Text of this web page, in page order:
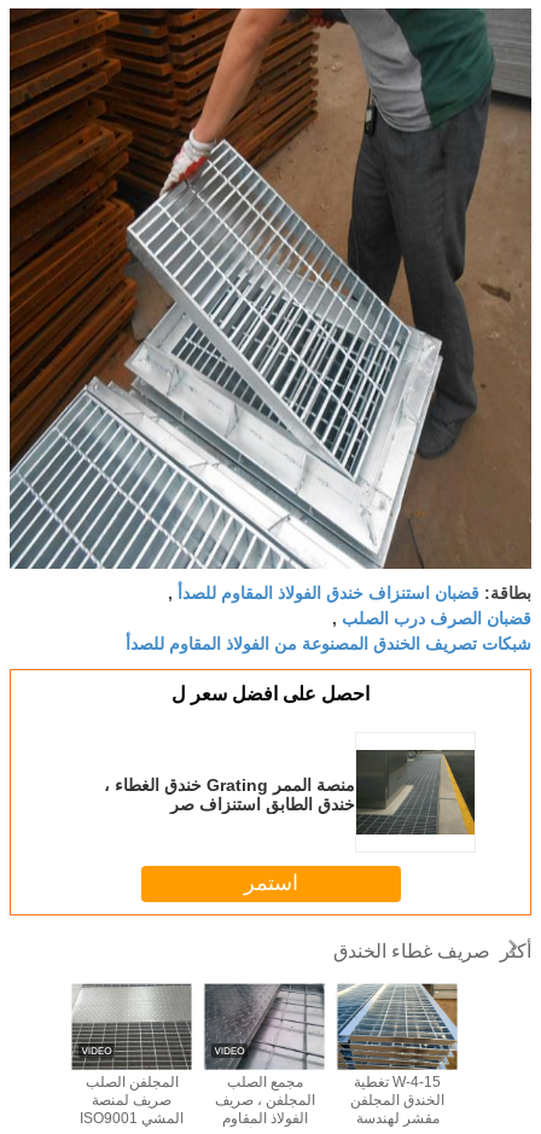
بطاقة: قضبان استنزاف خندق الفولاذ المقاوم للصدأ ,
قضبان الصرف درب الصلب ,
شبكات تصريف الخندق المصنوعة من الفولاذ المقاوم للصدأ
احصل على افضل سعر ل
منصة الممر Grating خندق الغطاء ،
خندق الطابق استنزاف صر
استمر
أكثر صريف غطاء الخندق
المجلفن الصلب
صريف لمنصة
المشي ISO9001
مجمع الصلب
المجلفن ، صريف
الفولاذ المقاوم
15-W-4 تغطية
الخندق المجلفن
مقشر لهندسة
3:48 PM
Good day, what product are you looking for?